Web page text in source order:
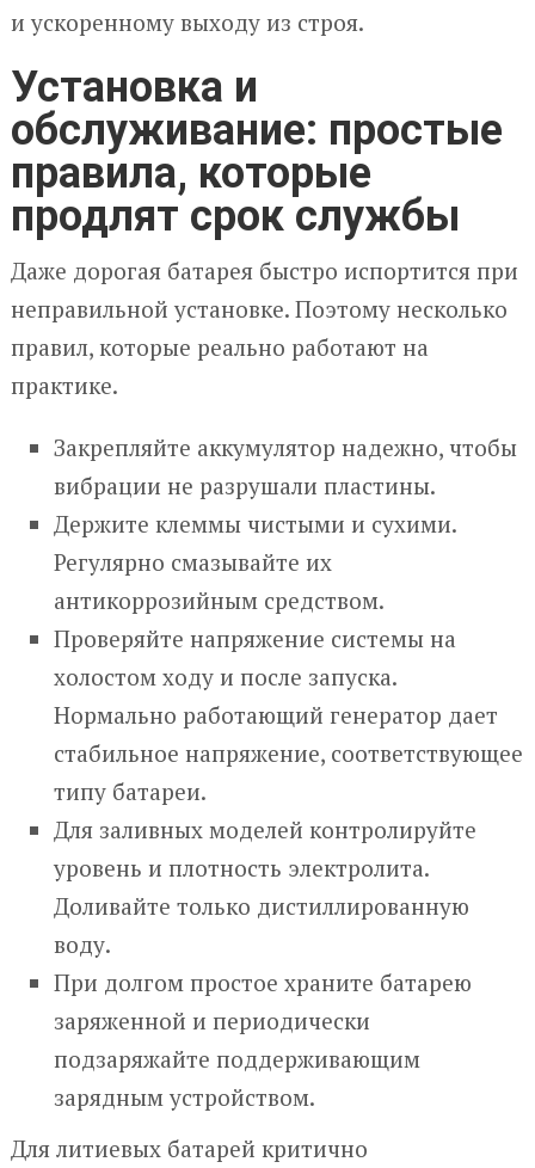
и ускоренному выходу из строя.
Установка и
обслуживание: простые
правила, которые
продлят срок службы
Даже дорогая батарея быстро испортится при
неправильной установке. Поэтому несколько
правил, которые реально работают на
практике.
Закрепляйте аккумулятор надежно, чтобы
вибрации не разрушали пластины.
Держите клеммы чистыми и сухими.
Регулярно смазывайте их
антикоррозийным средством.
Проверяйте напряжение системы на
холостом ходу и после запуска.
Нормально работающий генератор дает
стабильное напряжение, соответствующее
типу батареи.
Для заливных моделей контролируйте
уровень и плотность электролита.
Доливайте только дистиллированную
воду.
При долгом простое храните батарею
заряженной и периодически
подзаряжайте поддерживающим
зарядным устройством.
Для литиевых батарей критично